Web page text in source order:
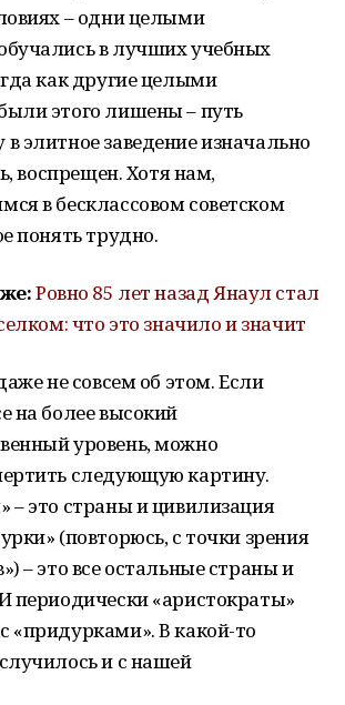
– одни целыми
в лучших учебных
как другие целыми
этого лишены – путь
элитное заведение изначально
воспрещен. Хотя нам,
в бесклассовом советском
понять трудно.
Ровно 85 лет назад Янаул стал
что это значило и значит
не совсем об этом. Если
на более высокий
уровень, можно
следующую картину.
– это страны и цивилизация
(повторюсь, с точки зрения
– это все остальные страны и
периодически «аристократы»
«придурками». В какой-то
и с нашей